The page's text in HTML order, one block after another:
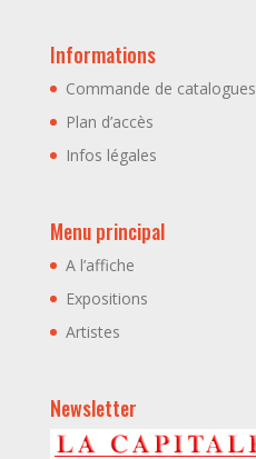
Informations
Commande de catalogues
Plan d’accès
Infos légales
Menu principal
A l’affiche
Expositions
Artistes
Newsletter